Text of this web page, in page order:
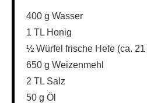
400 g Wasser
1 TL Honig
½ Würfel frische Hefe (ca. 21
650 g Weizenmehl
2 TL Salz
50 g Öl